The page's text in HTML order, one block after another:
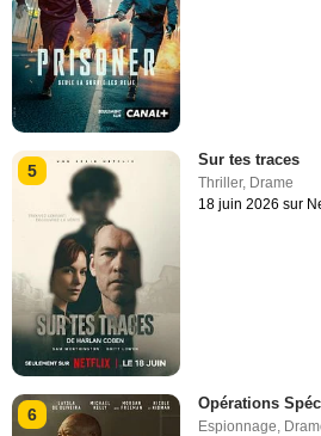
5
Sur tes traces
Thriller, Drame
18 juin 2026 sur
6
Opérations
Espionnage